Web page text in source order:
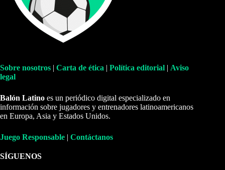
Sobre nosotros | Carta de ética | Política editorial | Aviso
legal
Balón Latino es un periódico digital especializado en
información sobre jugadores y entrenadores latinoamericanos
en Europa, Asia y Estados Unidos.
Juego Responsable | Contáctanos
SÍGUENOS